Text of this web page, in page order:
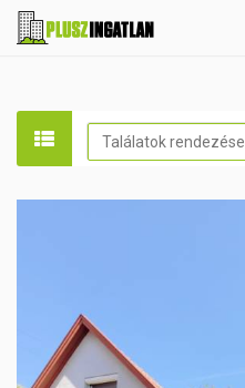
Találatok rendezése